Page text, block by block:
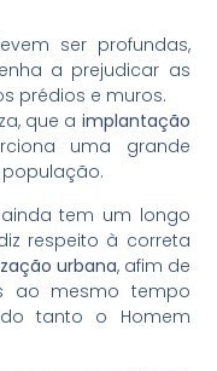
ser profundas,
a prejudicar as
prédios e muros.
que a implantação
uma grande
tem um longo
respeito à correta
urbana, afim de
ao mesmo tempo
tanto o Homem